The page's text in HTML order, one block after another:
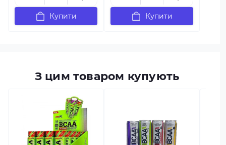
Купити Купити
З цим товаром купують